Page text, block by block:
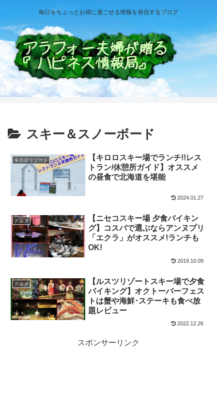
毎日をちょっとお得に過ごせる情報を発信するブログ
スキー＆スノーボード
キロロリゾート
【キロロスキー場でランチ!!レス
トラン/休憩所ガイド】オススメ
の昼食で北海道を堪能
2024.01.27
グルメ
【ニセコスキー場 夕食バイキン
グ】コスパで選ぶならアンヌプリ
「エクラ」がオススメ!ランチも
OK!
2019.10.09
グルメ
【ルスツリゾートスキー場で夕食
バイキング】オクトーバーフェス
トは蟹や海鮮･ステーキも食べ放
題レビュー
2022.12.26
スポンサーリンク